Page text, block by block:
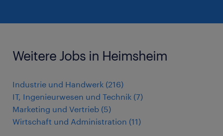
Weitere Jobs in Heimsheim
Industrie und Handwerk (216)
IT, Ingenieurwesen und Technik (7)
Marketing und Vertrieb (5)
Wirtschaft und Administration (11)